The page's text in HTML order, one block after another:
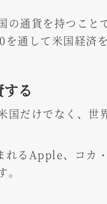
の通貨を持つこ
通して米国経済
る
国だけでなく、世
れるApple、コカ